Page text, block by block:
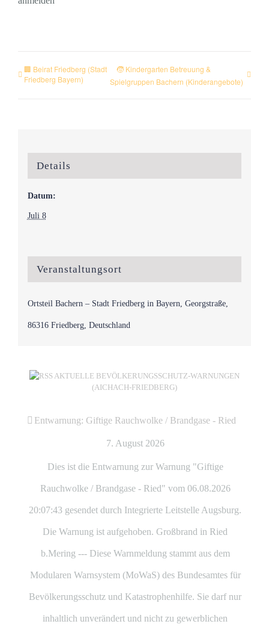
🏢 Beirat Friedberg (Stadt
Friedberg Bayern)
🧒 Kindergarten Betreuung &
Spielgruppen Bachern (Kinderangebote)
Details
Datum:
Juli 8
Veranstaltungsort
Ortsteil Bachern – Stadt Friedberg in Bayern, Georgstraße,
86316 Friedberg, Deutschland
AKTUELLE BEVÖLKERUNGSSCHUTZ-WARNUNGEN
(AICHACH-FRIEDBERG)
Entwarnung: Giftige Rauchwolke / Brandgase - Ried
7. August 2026
Dies ist die Entwarnung zur Warnung "Giftige
Rauchwolke / Brandgase - Ried" vom 06.08.2026
20:07:43 gesendet durch Integrierte Leitstelle Augsburg.
Die Warnung ist aufgehoben. Großbrand in Ried
b.Mering --- Diese Warnmeldung stammt aus dem
Modularen Warnsystem (MoWaS) des Bundesamtes für
Bevölkerungsschutz und Katastrophenhilfe. Sie darf nur
inhaltlich unverändert und nicht zu gewerblichen